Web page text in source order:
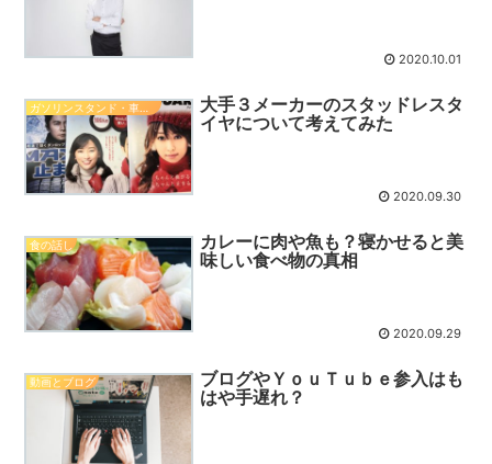
2020.10.01
大手３メーカーのスタッドレスタ
イヤについて考えてみた
2020.09.30
食の話し
カレーに肉や魚も？寝かせると美
味しい食べ物の真相
2020.09.29
動画とブログ
ブログやＹｏｕＴｕｂｅ参入はも
はや手遅れ？